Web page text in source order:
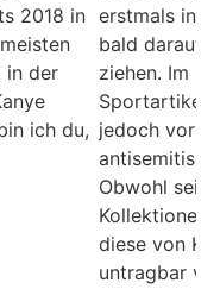
2018 in
in der
ich du,
erstmals in
bald darauf
ziehen. Im
jedoch
Obwohl sein
Kollektionen
diese von
untragbar